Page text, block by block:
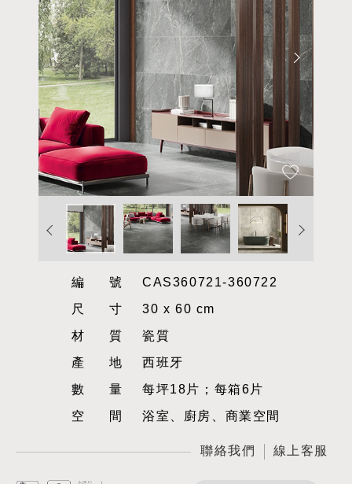
編號CAS360721-360722
尺寸30 x 60 cm
材質瓷質
產地西班牙
數量每坪18片；每箱6片
空間浴室、廚房、商業空間
聯絡我們 線上客服